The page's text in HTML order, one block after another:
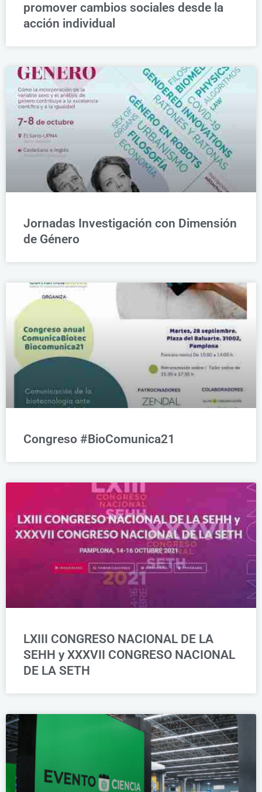
promover cambios sociales desde la
acción individual
Jornadas Investigación con Dimensión
de Género
Congreso #BioComunica21
LXIII CONGRESO NACIONAL DE LA
SEHH y XXXVII CONGRESO NACIONAL
DE LA SETH